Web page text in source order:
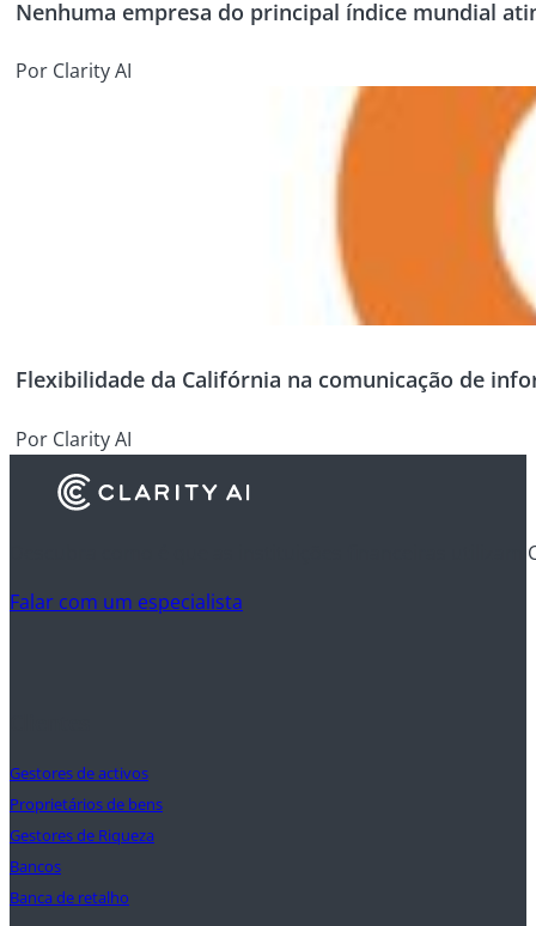
Nenhuma empresa do principal índice mundial
Por Clarity AI
Flexibilidade da Califórnia na comunicação de
Por Clarity AI
Descubra como é que as instituições financeiras
Falar com um especialista
Gestores de activos
Proprietários de bens
Gestores de Riqueza
Bancos
Banca de retalho